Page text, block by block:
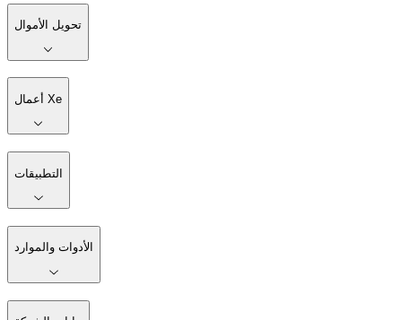
تحويل الأموال
أعمال Xe
التطبيقات
الأدوات والموارد